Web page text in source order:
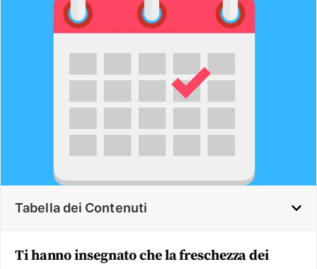
Tabella dei Contenuti
Ti hanno insegnato che la freschezza dei